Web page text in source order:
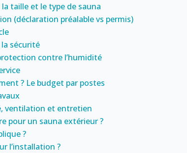
taille et le type de sauna
(déclaration préalable vs permis)
la sécurité
contre l’humidité
? Le budget par postes
ventilation et entretien
pour un sauna extérieur ?
?
l’installation ?